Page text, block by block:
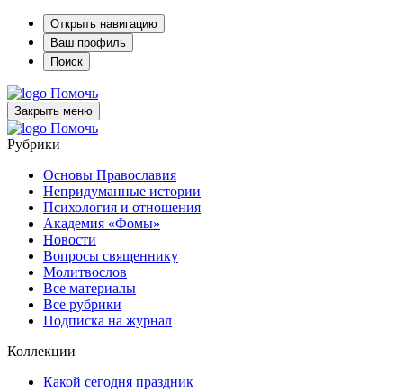
Открыть навигацию
Ваш профиль
Поиск
Помочь
Закрыть меню
Помочь
Рубрики
Основы Православия
Непридуманные истории
Психология и отношения
Академия «Фомы»
Новости
Вопросы священнику
Молитвослов
Все материалы
Все рубрики
Подписка на журнал
Коллекции
Какой сегодня праздник